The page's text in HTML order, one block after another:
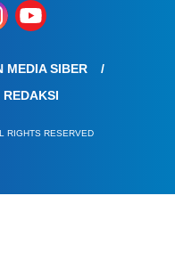
MEDIA SIBER
REDAKSI
RIGHTS RESERVED